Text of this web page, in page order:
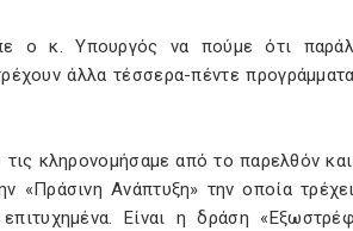
ο κ. Υπουργός να πούμε ότι
άλλα τέσσερα-πέντε
κληρονομήσαμε από το παρελθόν
«Πράσινη Ανάπτυξη» την οποία
Είναι η δράση